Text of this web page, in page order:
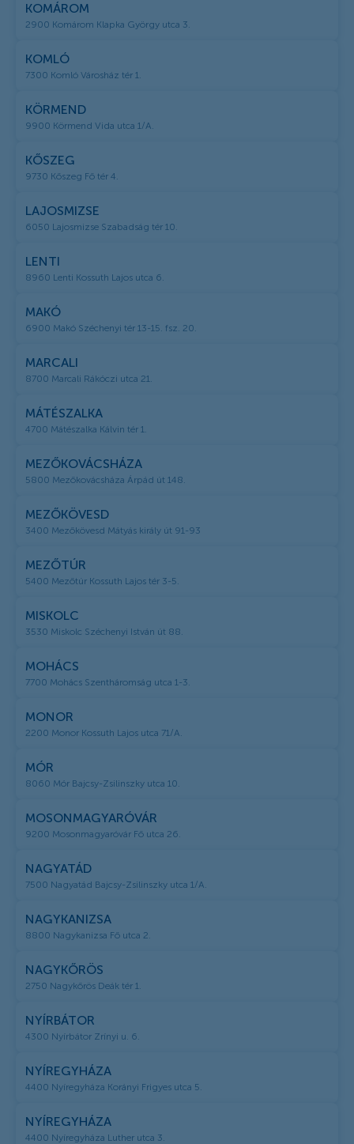
KOMÁROM
2900 Komárom Klapka György utca 3.
KOMLÓ
7300 Komló Városház tér 1.
KÖRMEND
9900 Körmend Vida utca 1/A.
KŐSZEG
9730 Kőszeg Fő tér 4.
LAJOSMIZSE
6050 Lajosmizse Szabadság tér 10.
LENTI
8960 Lenti Kossuth Lajos utca 6.
MAKÓ
6900 Makó Széchenyi tér 13-15. fsz. 20.
MARCALI
8700 Marcali Rákóczi utca 21.
MÁTÉSZALKA
4700 Mátészalka Kálvin tér 1.
MEZŐKOVÁCSHÁZA
5800 Mezőkovácsháza Árpád út 148.
MEZŐKÖVESD
3400 Mezőkövesd Mátyás király út 91-93
MEZŐTÚR
5400 Mezőtúr Kossuth Lajos tér 3-5.
MISKOLC
3530 Miskolc Széchenyi István út 88.
MOHÁCS
7700 Mohács Szentháromság utca 1-3.
MONOR
2200 Monor Kossuth Lajos utca 71/A.
MÓR
8060 Mór Bajcsy-Zsilinszky utca 10.
MOSONMAGYARÓVÁR
9200 Mosonmagyaróvár Fő utca 26.
NAGYATÁD
7500 Nagyatád Bajcsy-Zsilinszky utca 1/A.
NAGYKANIZSA
8800 Nagykanizsa Fő utca 2.
NAGYKŐRÖS
2750 Nagykőrös Deák tér 1.
NYÍRBÁTOR
4300 Nyírbátor Zrínyi u. 6.
NYÍREGYHÁZA
4400 Nyíregyháza Korányi Frigyes utca 5.
NYÍREGYHÁZA
4400 Nyíregyháza Luther utca 3.